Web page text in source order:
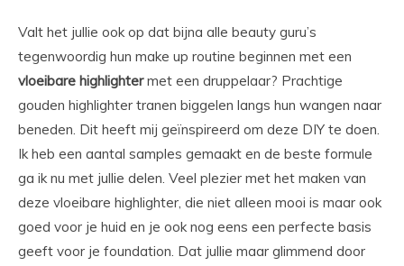
Valt het jullie ook op dat bijna alle beauty guru’s
tegenwoordig hun make up routine beginnen met een
vloeibare highlightermet een druppelaar? Prachtige
gouden highlighter tranen biggelen langs hun wangen naar
beneden. Dit heeft mij geïnspireerd om deze DIY te doen.
Ik heb een aantal samples gemaakt en de beste formule
ga ik nu met jullie delen. Veel plezier met het maken van
deze vloeibare highlighter, die niet alleen mooi is maar ook
goed voor je huid en je ook nog eens een perfecte basis
geeft voor je foundation. Dat jullie maar glimmend door